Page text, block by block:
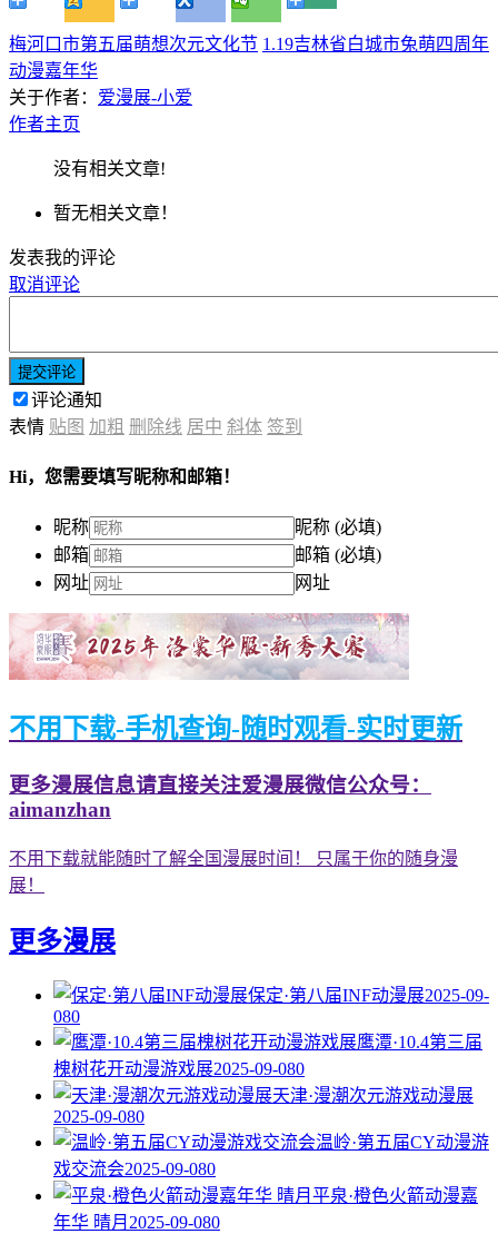
梅河口市第五届萌想次元文化节 1.19吉林省白城市兔萌四周年
动漫嘉年华
关于作者： 爱漫展-小爱
作者主页
没有相关文章!
暂无相关文章！
发表我的评论
取消评论
提交评论
评论通知
表情 贴图 加粗 删除线 居中 斜体 签到
Hi，您需要填写昵称和邮箱！
昵称
昵称 (必填)
邮箱
邮箱 (必填)
网址
网址
不用下载-手机查询-随时观看-实时更新
更多漫展信息请直接关注爱漫展微信公众号：
aimanzhan
不用下载就能随时了解全国漫展时间！ 只属于你的随身漫
展！
更多漫展
保定·第八届INF动漫展2025-09-
080
鹰潭·10.4第三届
槐树花开动漫游戏展2025-09-080
天津·漫潮次元游戏动漫展
2025-09-080
温岭·第五届CY动漫游
戏交流会2025-09-080
平泉·橙色火箭动漫嘉
年华 晴月 2025-09-080